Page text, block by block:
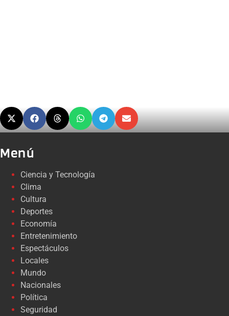
Menú
Ciencia y Tecnología
Clima
Cultura
Deportes
Economía
Entretenimiento
Espectáculos
Locales
Mundo
Nacionales
Política
Seguridad